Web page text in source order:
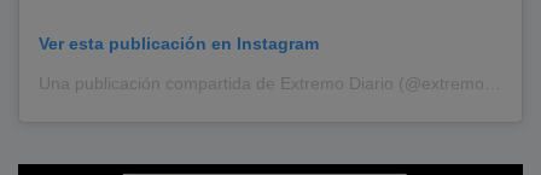
Ver esta publicación en Instagram